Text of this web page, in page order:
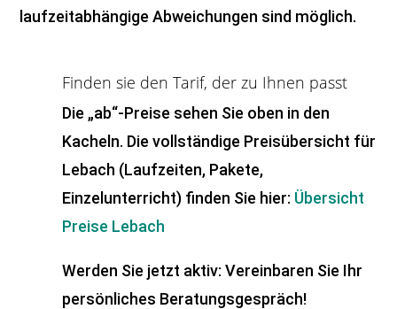
laufzeitabhängige Abweichungen sind möglich.
Finden sie den Tarif, der zu Ihnen passt
Die „ab“-Preise sehen Sie oben in den
Kacheln. Die vollständige Preisübersicht für
Lebach (Laufzeiten, Pakete,
Einzelunterricht) finden Sie hier: Übersicht
Preise Lebach
Werden Sie jetzt aktiv: Vereinbaren Sie Ihr
persönliches Beratungsgespräch!